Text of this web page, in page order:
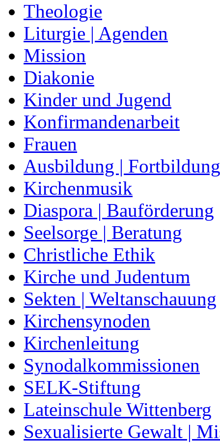
Theologie
Liturgie | Agenden
Mission
Diakonie
Kinder und Jugend
Konfirmandenarbeit
Frauen
Ausbildung | Fortbildung
Kirchenmusik
Diaspora | Bauförderung
Seelsorge | Beratung
Christliche Ethik
Kirche und Judentum
Sekten | Weltanschauung
Kirchensynoden
Kirchenleitung
Synodalkommissionen
SELK-Stiftung
Lateinschule Wittenberg
Sexualisierte Gewalt |